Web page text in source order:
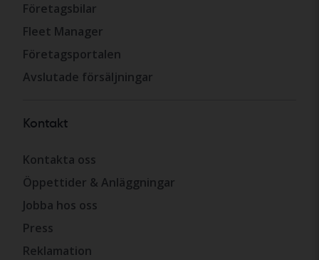
Företagsbilar
Fleet Manager
Företagsportalen
Avslutade försäljningar
Kontakt
Kontakta oss
Öppettider & Anläggningar
Jobba hos oss
Press
Reklamation